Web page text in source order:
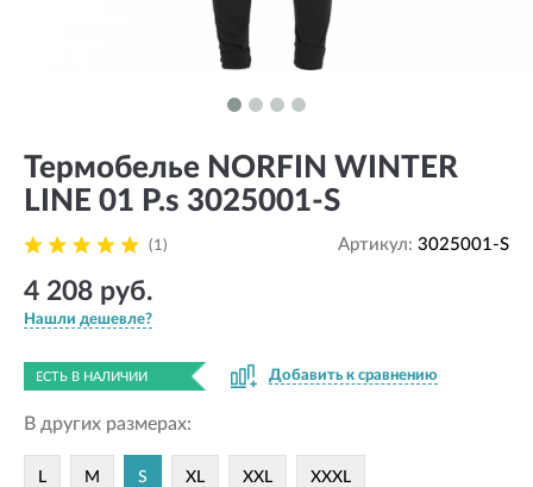
Термобелье NORFIN WINTER
LINE 01 Р.s 3025001-S
(1) Артикул: 3025001-S
4 208 руб.
Нашли дешевле?
ЕСТЬ В НАЛИЧИИ Добавить к сравнению
В других размерах:
L M S XL XXL XXXL